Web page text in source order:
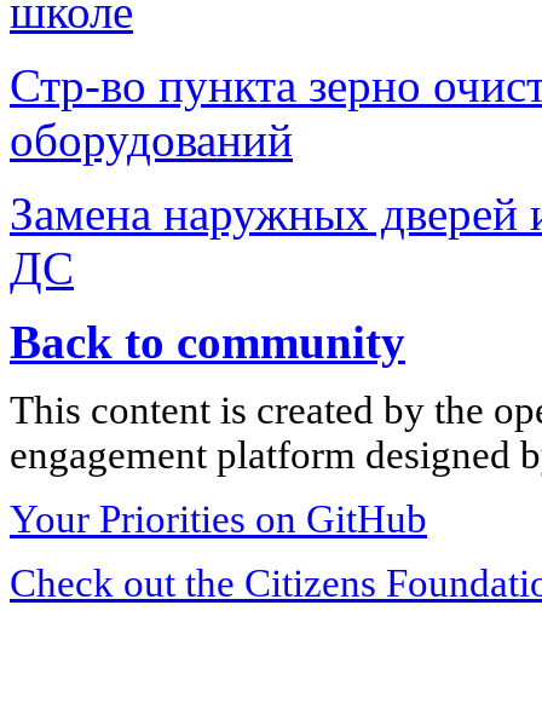
школе
Стр-во пункта зерно
оборудований
Замена наружных дверей
ДС
Back to community
This content is created by the
engagement platform designed
Your Priorities on GitHub
Check out the Citizens